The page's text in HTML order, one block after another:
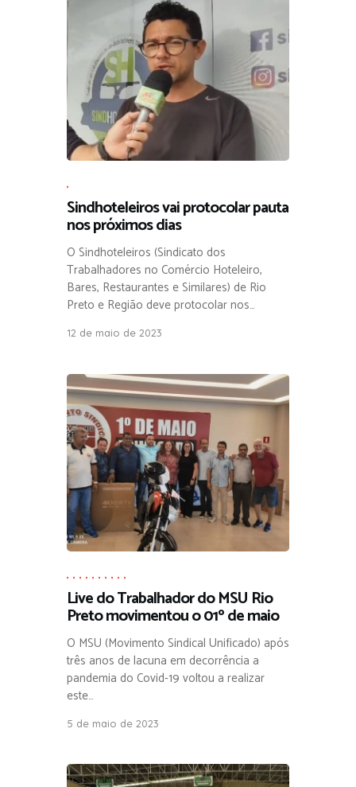
,
Sindhoteleiros vai protocolar pauta
nos próximos dias
O Sindhoteleiros (Sindicato dos
Trabalhadores no Comércio Hoteleiro,
Bares, Restaurantes e Similares) de Rio
Preto e Região deve protocolar nos…
12 de maio de 2023
Live do Trabalhador do MSU Rio
Preto movimentou o 01º de maio
O MSU (Movimento Sindical Unificado) após
três anos de lacuna em decorrência a
pandemia do Covid-19 voltou a realizar
este…
5 de maio de 2023